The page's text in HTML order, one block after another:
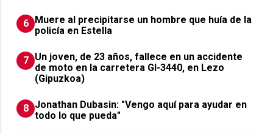
6 Muere al precipitarse un hombre que huía de la
policía en Estella
7 Un joven, de 23 años, fallece en un accidente
de moto en la carretera GI-3440, en Lezo
(Gipuzkoa)
8 Jonathan Dubasin: "Vengo aquí para ayudar en
todo lo que pueda"